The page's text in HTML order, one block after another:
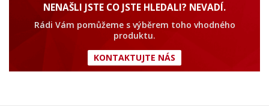
NENAŠLI JSTE CO JSTE HLEDALI? NEVADÍ.
Rádi Vám pomůžeme s výběrem toho vhodného
produktu.
KONTAKTUJTE NÁS